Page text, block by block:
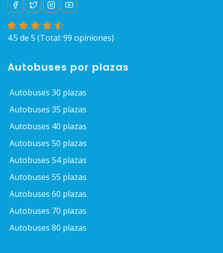
4.5 de 5 (Total: 99 opiniones)
Autobuses por plazas
Autobuses 30 plazas
Autobuses 35 plazas
Autobuses 40 plazas
Autobuses 50 plazas
Autobuses 54 plazas
Autobuses 55 plazas
Autobuses 60 plazas
Autobuses 70 plazas
Autobuses 80 plazas